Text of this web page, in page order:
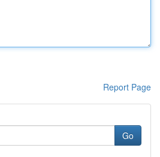
Report Page
Go